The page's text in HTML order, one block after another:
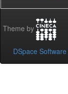
Theme by
DSpace Software